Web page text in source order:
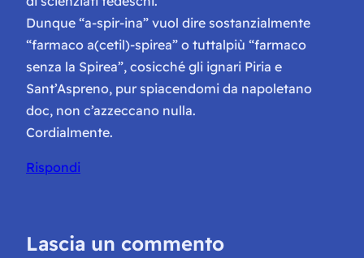
Dunque “a-spir-ina” vuol dire sostanzialmente
“farmaco a(cetil)-spirea” o tuttalpiù “farmaco
senza la Spirea”, cosicché gli ignari Piria e
Sant’Aspreno, pur spiacendomi da napoletano
doc, non c’azzeccano nulla.
Cordialmente.
Rispondi
Lascia un commento